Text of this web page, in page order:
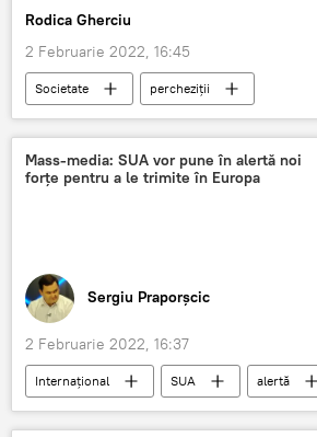
Rodica Gherciu
2 Februarie 2022, 16:45
Societate
percheziții
călătorii turistice
turism
Mass-media: SUA vor pune în alertă noi
forțe pentru a le trimite în Europa
Sergiu Praporșcic
2 Februarie 2022, 16:37
Internațional SUA
alertă
forțe militare
trimis Europa